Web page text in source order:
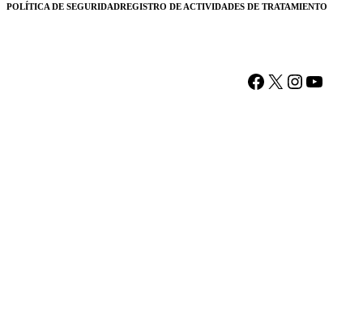
POLÍTICA DE SEGURIDADREGISTRO DE ACTIVIDADES DE TRATAMIENTO
Facebook
X Instagram